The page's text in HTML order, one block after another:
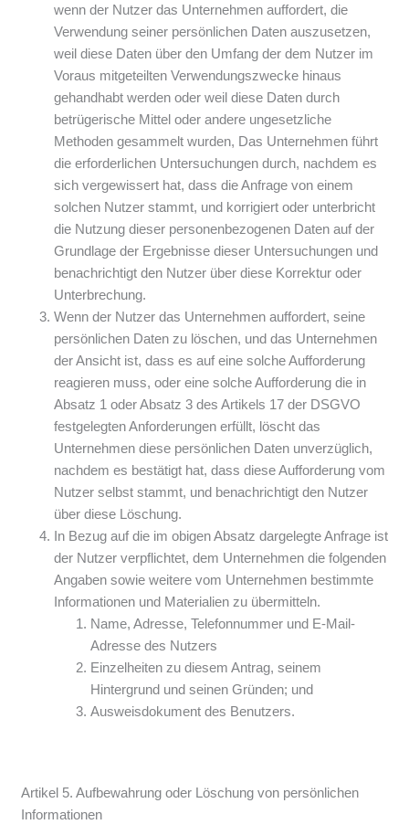
wenn der Nutzer das Unternehmen auffordert, die
Verwendung seiner persönlichen Daten auszusetzen,
weil diese Daten über den Umfang der dem Nutzer im
Voraus mitgeteilten Verwendungszwecke hinaus
gehandhabt werden oder weil diese Daten durch
betrügerische Mittel oder andere ungesetzliche
Methoden gesammelt wurden, Das Unternehmen führt
die erforderlichen Untersuchungen durch, nachdem es
sich vergewissert hat, dass die Anfrage von einem
solchen Nutzer stammt, und korrigiert oder unterbricht
die Nutzung dieser personenbezogenen Daten auf der
Grundlage der Ergebnisse dieser Untersuchungen und
benachrichtigt den Nutzer über diese Korrektur oder
Unterbrechung.
Wenn der Nutzer das Unternehmen auffordert, seine
persönlichen Daten zu löschen, und das Unternehmen
der Ansicht ist, dass es auf eine solche Aufforderung
reagieren muss, oder eine solche Aufforderung die in
Absatz 1 oder Absatz 3 des Artikels 17 der DSGVO
festgelegten Anforderungen erfüllt, löscht das
Unternehmen diese persönlichen Daten unverzüglich,
nachdem es bestätigt hat, dass diese Aufforderung vom
Nutzer selbst stammt, und benachrichtigt den Nutzer
über diese Löschung.
In Bezug auf die im obigen Absatz dargelegte Anfrage ist
der Nutzer verpflichtet, dem Unternehmen die folgenden
Angaben sowie weitere vom Unternehmen bestimmte
Informationen und Materialien zu übermitteln.
Name, Adresse, Telefonnummer und E-Mail-
Adresse des Nutzers
Einzelheiten zu diesem Antrag, seinem
Hintergrund und seinen Gründen; und
Ausweisdokument des Benutzers.
Artikel 5. Aufbewahrung oder Löschung von persönlichen
Informationen